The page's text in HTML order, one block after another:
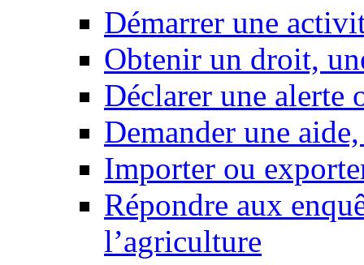
Démarrer une
Obtenir un droit,
Déclarer une alerte
Demander une
Importer ou
Répondre aux
l’agriculture